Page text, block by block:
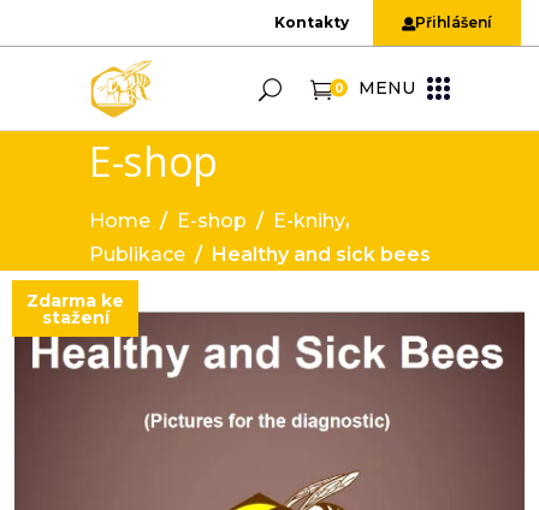
Kontakty Přihlášení
0 MENU
E-shop
Home / E-shop / E-knihy,
Publikace / Healthy and sick bees
Zdarma ke
stažení